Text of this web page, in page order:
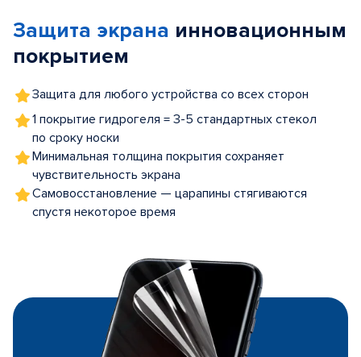
5
Защита экрана инновационным
покрытием
Защита для любого устройства со всех сторон
1 покрытие гидрогеля = 3-5 стандартных стекол
по сроку носки
Минимальная толщина покрытия сохраняет
чувствительность экрана
Самовосстановление — царапины стягиваются
спустя некоторое время